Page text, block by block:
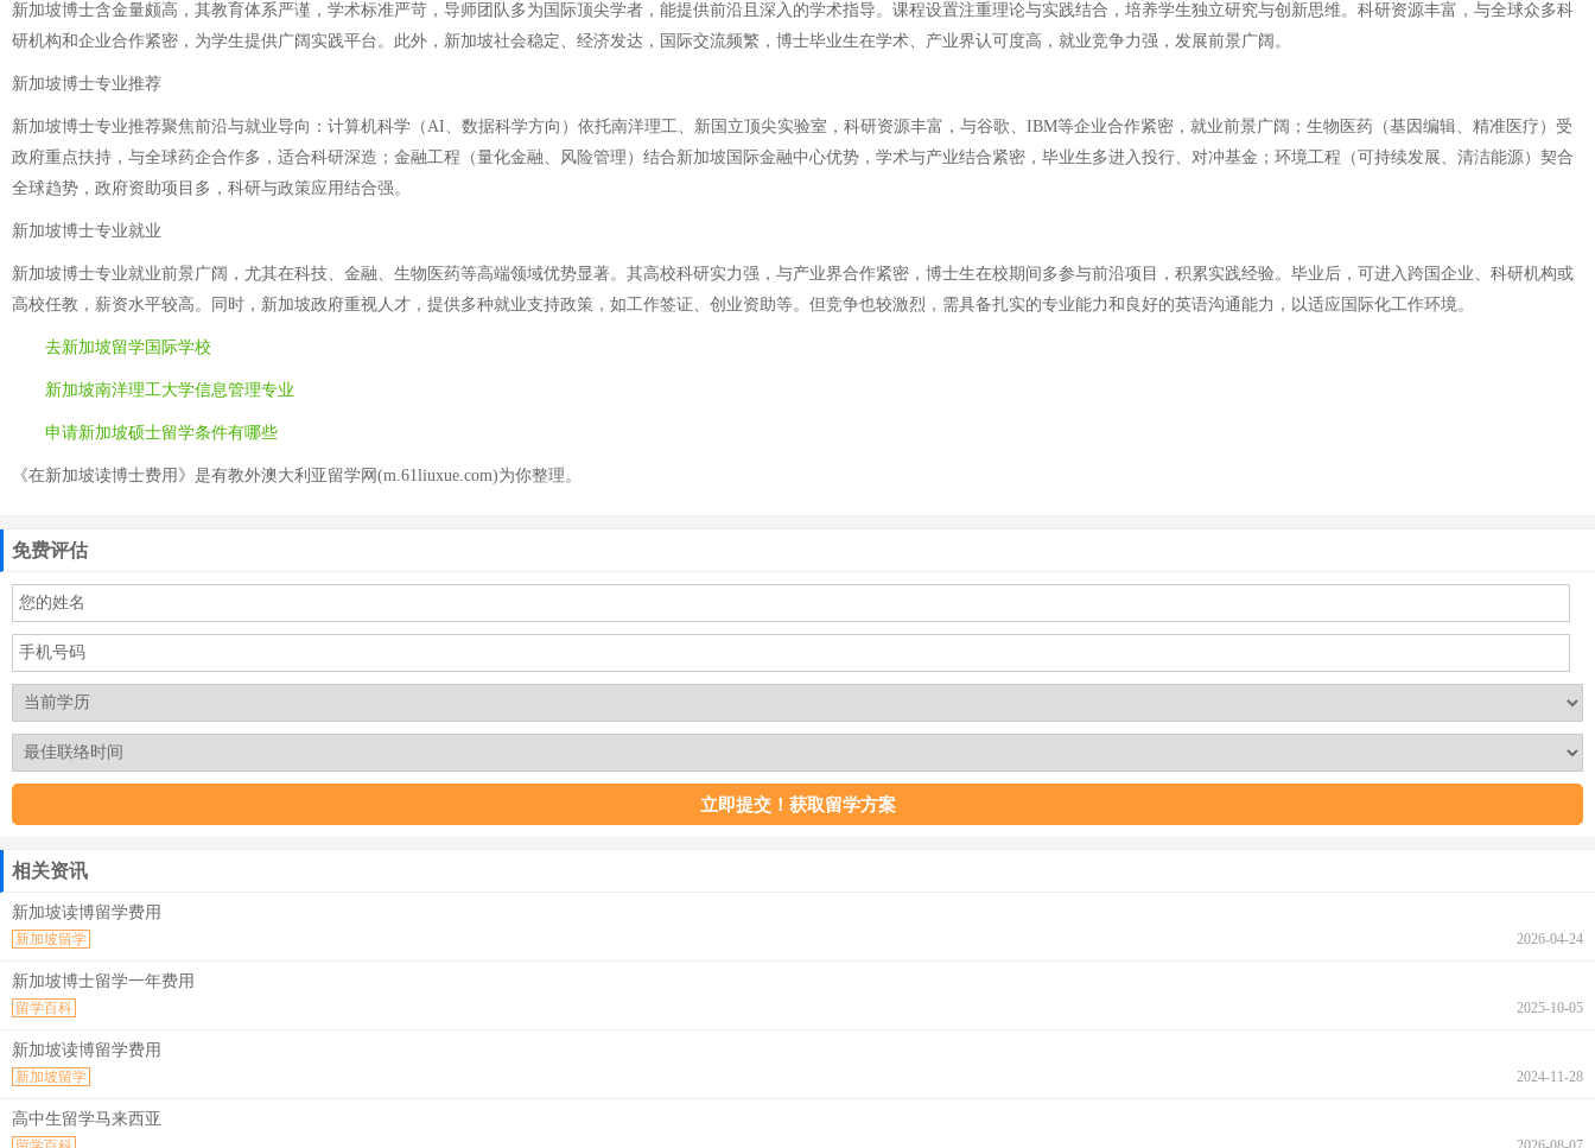
新加坡博士含金量颇高，其教育体系严谨，学术标准严苛，导师团队多为国际顶尖学者，能提供前沿且深入的学术指导。课程设置注重理论与实践结合，培养学生独立研究与创新思维。科研资源丰富，与全球众多科
研机构和企业合作紧密，为学生提供广阔实践平台。此外，新加坡社会稳定、经济发达，国际交流频繁，博士毕业生在学术、产业界认可度高，就业竞争力强，发展前景广阔。
新加坡博士专业推荐
新加坡博士专业推荐聚焦前沿与就业导向：计算机科学（AI、数据科学方向）依托南洋理工、新国立顶尖实验室，科研资源丰富，与谷歌、IBM等企业合作紧密，就业前景广阔；生物医药（基因编辑、精准医疗）受
政府重点扶持，与全球药企合作多，适合科研深造；金融工程（量化金融、风险管理）结合新加坡国际金融中心优势，学术与产业结合紧密，毕业生多进入投行、对冲基金；环境工程（可持续发展、清洁能源）契合
全球趋势，政府资助项目多，科研与政策应用结合强。
新加坡博士专业就业
新加坡博士专业就业前景广阔，尤其在科技、金融、生物医药等高端领域优势显著。其高校科研实力强，与产业界合作紧密，博士生在校期间多参与前沿项目，积累实践经验。毕业后，可进入跨国企业、科研机构或
高校任教，薪资水平较高。同时，新加坡政府重视人才，提供多种就业支持政策，如工作签证、创业资助等。但竞争也较激烈，需具备扎实的专业能力和良好的英语沟通能力，以适应国际化工作环境。
去新加坡留学国际学校
新加坡南洋理工大学信息管理专业
申请新加坡硕士留学条件有哪些
《在新加坡读博士费用》是有教外澳大利亚留学网(m.61liuxue.com)为你整理。
免费评估
相关资讯
新加坡读博留学费用
2026-04-24
新加坡留学
新加坡博士留学一年费用
2025-10-05
留学百科
新加坡读博留学费用
2024-11-28
新加坡留学
高中生留学马来西亚